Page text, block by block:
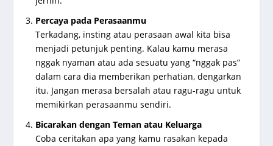
Percaya pada Perasaanmu
Terkadang, insting atau perasaan awal kita bisa
menjadi petunjuk penting. Kalau kamu merasa
nggak nyaman atau ada sesuatu yang “nggak pas”
dalam cara dia memberikan perhatian, dengarkan
itu. Jangan merasa bersalah atau ragu-ragu untuk
memikirkan perasaanmu sendiri.
Bicarakan dengan Teman atau Keluarga
Coba ceritakan apa yang kamu rasakan kepada